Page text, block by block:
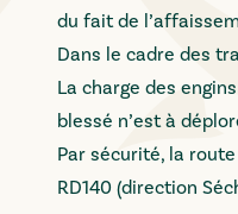
du fait de
Dans le cadre des
La charge des
blessé n’est à
Par sécurité, la
RD140 (direction